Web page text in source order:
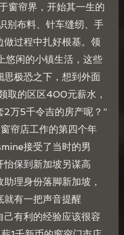
窗帘界，开始其一生的
别布料、针车缝纫、手
过程中扎好根基。领
闲的小镇生活，这些
极恐之下，想到外面
取的区区400元薪水，
万5千令吉的房产呢？”
帘店工作的第四个年
接受了当时的男
怡保到新加坡另谋高
理身份落脚新加坡，
就有一把声音提醒
有利的经验应该很容